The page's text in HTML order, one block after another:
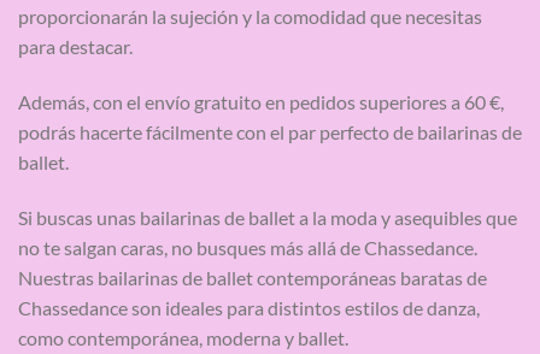
proporcionarán la sujeción y la comodidad que necesitas
para destacar.
Además, con el envío gratuito en pedidos superiores a 60 €,
podrás hacerte fácilmente con el par perfecto de bailarinas de
ballet.
Si buscas unas bailarinas de ballet a la moda y asequibles que
no te salgan caras, no busques más allá de Chassedance.
Nuestras bailarinas de ballet contemporáneas baratas de
Chassedance son ideales para distintos estilos de danza,
como contemporánea, moderna y ballet.